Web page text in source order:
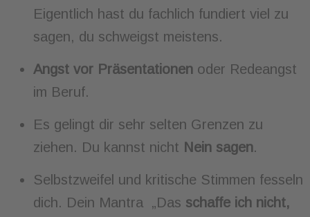
Eigentlich hast du fachlich fundiert viel zu
sagen, du schweigst meistens.
Angst vor Präsentationen oder Redeangst
im Beruf.
Es gelingt dir sehr selten Grenzen zu
ziehen. Du kannst nicht Nein sagen.
Selbstzweifel und kritische Stimmen fesseln
dich. Dein Mantra „Das schaffe ich nicht,